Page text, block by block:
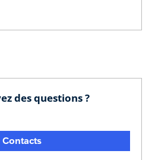
des questions ?
Contacts